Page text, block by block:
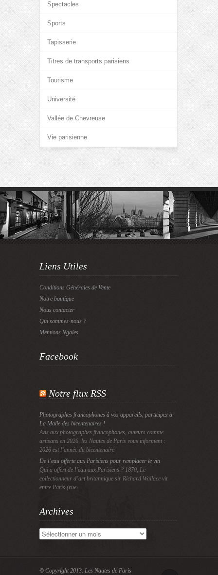
Spectacles
Sports
Tapisserie
Titres de transports parisiens
Tourisme
Université
Vallée de Chevreuse
Vie parisienne
Liens Utiles
Conditions Générales de Vente
Notre boutique
Nous contacter
Qui sommes-nous ?
Mentions légales
Facebook
Notre flux RSS
Photographes francophones à vos appareils, participez à
La Malle des bicentenaires !
Avis aux photographes francophones, auteurs comme
artisans en 2026, les Nautes de Paris vous informent :
2026 est l’année du bicentenaire
De l’eau offerte aux Parisiens pour remplacer le vin
Qui a offert de l’eau aux Parisiens ? 1870, Le
collectionneur d’art britannique sir Richard Wallace vit
entre Paris (rue
Archives
Archives
© Copyright 2013. Les Nautes de Paris